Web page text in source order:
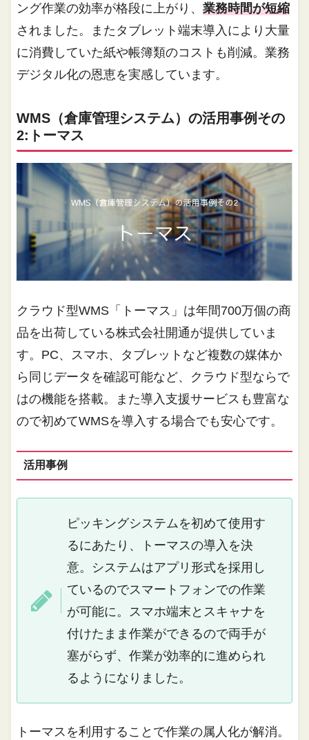
ング作業の効率が格段に上がり、業務時間が短縮
されました。またタブレット端末導入により大量
に消費していた紙や帳簿類のコストも削減。業務
デジタル化の恩恵を実感しています。
WMS（倉庫管理システム）の活用事例その
2:トーマス
クラウド型WMS「トーマス」は年間700万個の商
品を出荷している株式会社開通が提供していま
す。PC、スマホ、タブレットなど複数の媒体か
ら同じデータを確認可能など、クラウド型ならで
はの機能を搭載。また導入支援サービスも豊富な
ので初めてWMSを導入する場合でも安心です。
活用事例
ピッキングシステムを初めて使用す
るにあたり、トーマスの導入を決
意。システムはアプリ形式を採用し
ているのでスマートフォンでの作業
が可能に。スマホ端末とスキャナを
付けたまま作業ができるので両手が
塞がらず、作業が効率的に進められ
るようになりました。
トーマスを利用することで作業の属人化が解消。